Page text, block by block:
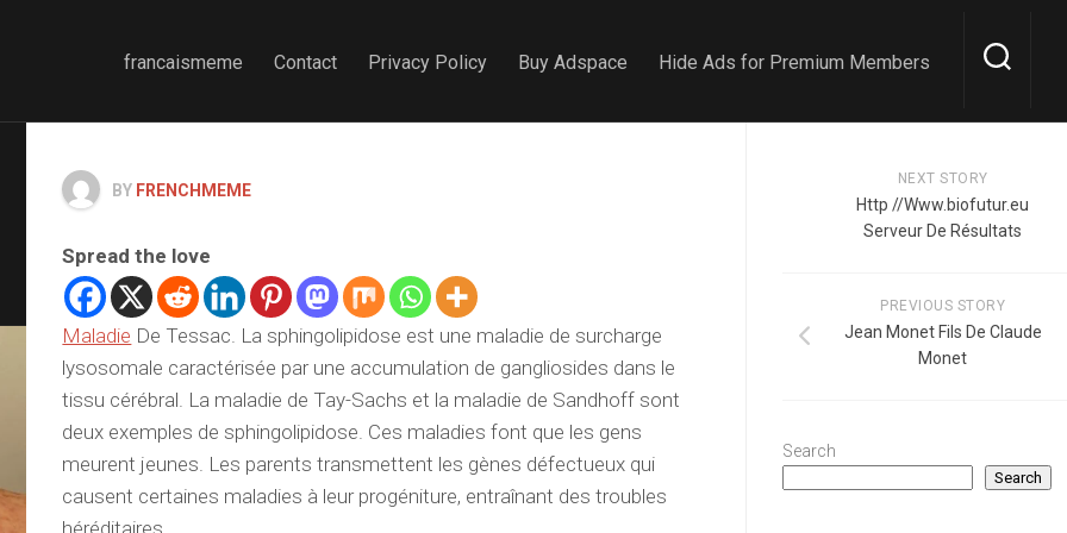
francaismeme Contact Privacy Policy Buy Adspace Hide Ads for Premium Members
BY FRENCHMEME
Spread the love
Maladie De Tessac. La sphingolipidose est une maladie de surcharge
lysosomale caractérisée par une accumulation de gangliosides dans le
tissu cérébral. La maladie de Tay-Sachs et la maladie de Sandhoff sont
deux exemples de sphingolipidose. Ces maladies font que les gens
meurent jeunes. Les parents transmettent les gènes défectueux qui
causent certaines maladies à leur progéniture, entraînant des troubles
héréditaires.
NEXT STORY
Http //Www.biofutur.eu
Serveur De Résultats
PREVIOUS STORY
Jean Monet Fils De Claude
Monet
Search
Search